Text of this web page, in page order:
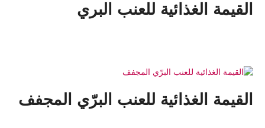
القيمة الغذائية للعنب البري
القيمة الغذائية للعنب البرّي المجفف